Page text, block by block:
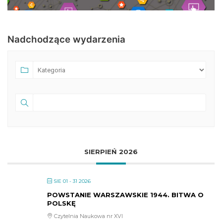
Nadchodzące wydarzenia
SIERPIEŃ 2026
SIE 01 - 31 2026
POWSTANIE WARSZAWSKIE 1944. BITWA O
POLSKĘ
Czytelnia Naukowa nr XVI